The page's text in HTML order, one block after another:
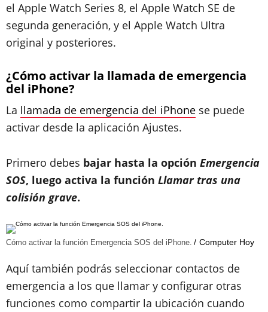
el Apple Watch Series 8, el Apple Watch SE de
segunda generación, y el Apple Watch Ultra
original y posteriores.
¿Cómo activar la llamada de emergencia
del iPhone?
La llamada de emergencia del iPhone se puede
activar desde la aplicación Ajustes.
Primero debes bajar hasta la opción Emergencia
SOS, luego activa la función Llamar tras una
colisión grave.
Cómo activar la función Emergencia SOS del iPhone. Computer Hoy
Aquí también podrás seleccionar contactos de
emergencia a los que llamar y configurar otras
funciones como compartir la ubicación cuando